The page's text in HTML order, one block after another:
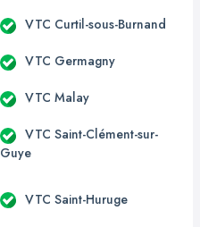
VTC Curtil-sous-Burnand
VTC Germagny
VTC Malay
VTC Saint-Clément-sur-
Guye
VTC Saint-Huruge